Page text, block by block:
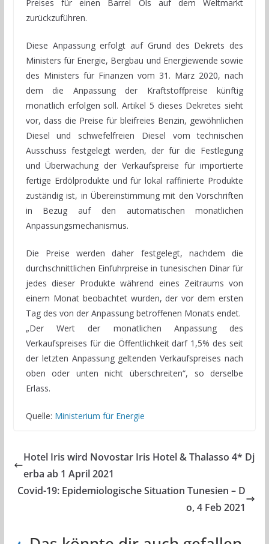
Preises für einen Barrel Öls auf dem Weltmarkt
zurückzuführen.
Diese Anpassung erfolgt auf Grund des Dekrets des
Ministers für Energie, Bergbau und Energiewende sowie
des Ministers für Finanzen vom 31. März 2020, nach
dem die Anpassung der Kraftstoffpreise künftig
monatlich erfolgen soll. Artikel 5 dieses Dekretes sieht
vor, dass die Preise für bleifreies Benzin, gewöhnlichen
Diesel und schwefelfreien Diesel vom technischen
Ausschuss festgelegt werden, der für die Festlegung
und Überwachung der Verkaufspreise für importierte
fertige Erdölprodukte und für lokal raffinierte Produkte
zuständig ist, in Übereinstimmung mit den Vorschriften
in Bezug auf den automatischen monatlichen
Anpassungsmechanismus.
Die Preise werden daher festgelegt, nachdem die
durchschnittlichen Einfuhrpreise in tunesischen Dinar für
jedes dieser Produkte während eines Zeitraums von
einem Monat beobachtet wurden, der vor dem ersten
Tag des von der Anpassung betroffenen Monats endet.
„Der Wert der monatlichen Anpassung des
Verkaufspreises für die Öffentlichkeit darf 1,5% des seit
der letzten Anpassung geltenden Verkaufspreises nach
oben oder unten nicht überschreiten“, so derselbe
Erlass.
Quelle: Ministerium für Energie
Hotel Iris wird Novostar Iris Hotel & Thalasso 4* Dj
erba ab 1 April 2021
Covid-19: Epidemiologische Situation Tunesien – D
o, 4 Feb 2021